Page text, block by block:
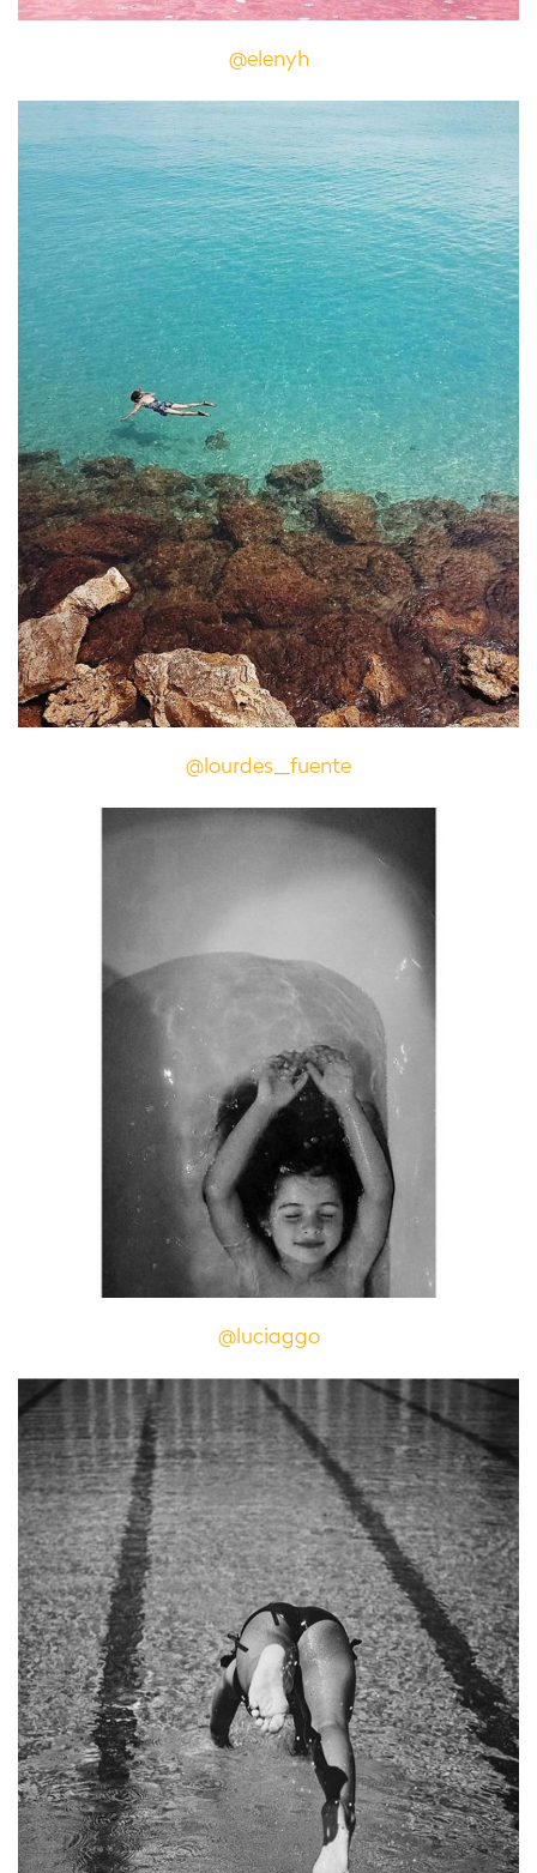
@elenyh
@lourdes_fuente
@luciaggo